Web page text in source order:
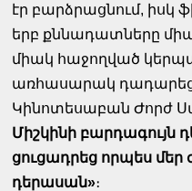
էր բարձրացնում, իսկ
երբ քննադատները
միակ հաջողված
առհասարակ դադարեց
Կինոտեսաբան Ժորժ
Միշկինի բարդագույն
ցուցադրեց որպես
դերասան»։